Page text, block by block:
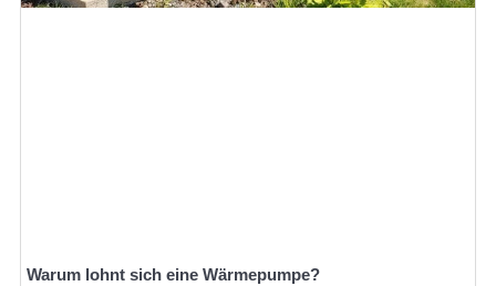
Warum lohnt sich eine Wärmepumpe?